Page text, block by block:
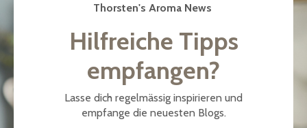
Thorsten's Aroma News
Hilfreiche Tipps
empfangen?
Lasse dich regelmässig inspirieren und
empfange die neuesten Blogs.